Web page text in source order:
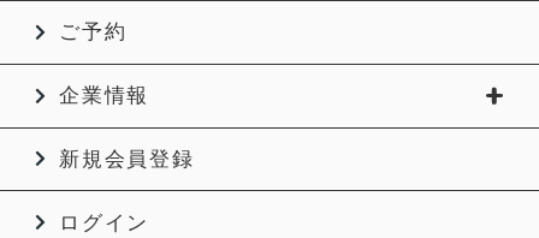
ご予約
企業情報
新規会員登録
ログイン